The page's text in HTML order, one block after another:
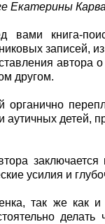
Екатерины
вами книга-
записей,
автора
другом.
органично
аутичных детей,
усилия и
так же как